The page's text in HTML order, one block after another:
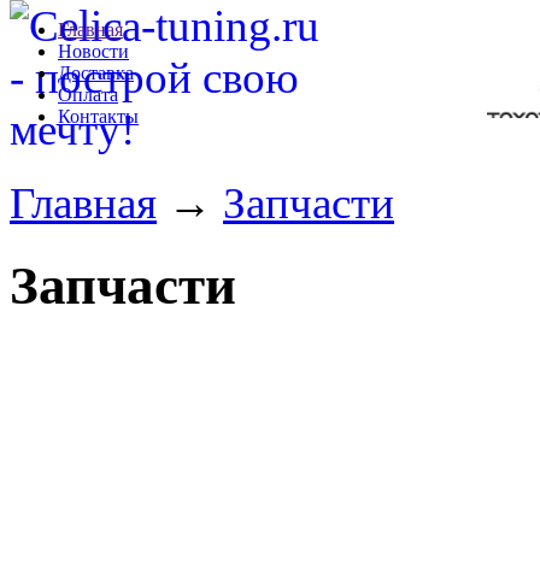
Главная
Новости
Доставка
Оплата
Контакты
Главная → Запчасти
Запчасти